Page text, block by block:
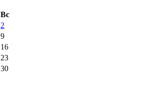
Вс
2
9
16
23
30